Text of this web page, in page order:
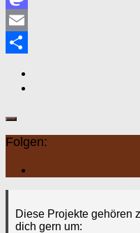
Mastodon
Email
Folgen:
Diese Projekte gehören
dich gern um: